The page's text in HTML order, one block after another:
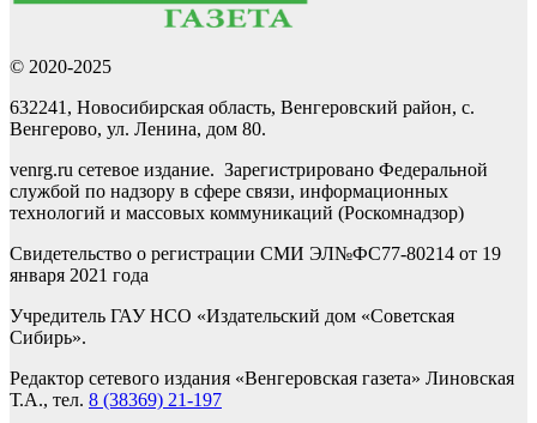
© 2020-2025
632241, Новосибирская область, Венгеровский район, с.
Венгерово, ул. Ленина, дом 80.
venrg.ru сетевое издание. Зарегистрировано Федеральной
службой по надзору в сфере связи, информационных
технологий и массовых коммуникаций (Роскомнадзор)
Свидетельство о регистрации СМИ ЭЛ№ФС77-80214 от 19
января 2021 года
Учредитель ГАУ НСО «Издательский дом «Советская
Сибирь».
Редактор сетевого издания «Венгеровская газета» Линовская
Т.А., тел. 8 (38369) 21-197